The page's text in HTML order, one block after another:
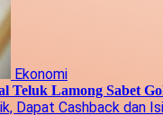
Ekonomi
Teluk Lamong Sabet